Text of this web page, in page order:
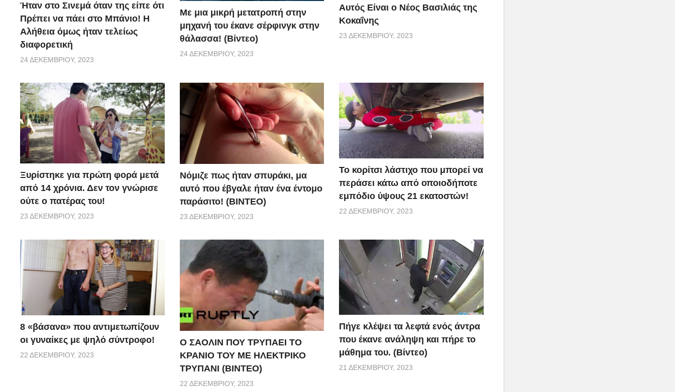
Ήταν στο Σινεμά όταν της είπε ότι
Πρέπει να πάει στο Μπάνιο! Η
Αλήθεια όμως ήταν τελείως
διαφορετική
24 ΔΕΚΕΜΒΡΊΟΥ, 2023
Με μια μικρή μετατροπή στην
μηχανή του έκανε σέρφινγκ στην
θάλασσα! (Βίντεο)
24 ΔΕΚΕΜΒΡΊΟΥ, 2023
Αυτός Είναι ο Νέος Βασιλιάς της
Κοκαΐνης
23 ΔΕΚΕΜΒΡΊΟΥ, 2023
Ξυρίστηκε για πρώτη φορά μετά
από 14 χρόνια. Δεν τον γνώρισε
ούτε ο πατέρας του!
23 ΔΕΚΕΜΒΡΊΟΥ, 2023
Νόμιζε πως ήταν σπυράκι, μα
αυτό που έβγαλε ήταν ένα έντομο
παράσιτο! (BINTEO)
23 ΔΕΚΕΜΒΡΊΟΥ, 2023
Το κορίτσι λάστιχο που μπορεί να
περάσει κάτω από οποιοδήποτε
εμπόδιο ύψους 21 εκατοστών!
22 ΔΕΚΕΜΒΡΊΟΥ, 2023
8 «βάσανα» που αντιμετωπίζουν
οι γυναίκες με ψηλό σύντροφο!
22 ΔΕΚΕΜΒΡΊΟΥ, 2023
Ο ΣΑΟΛΙΝ ΠΟΥ ΤΡΥΠΑΕΙ ΤΟ
ΚΡΑΝΙΟ ΤΟΥ ΜΕ ΗΛΕΚΤΡΙΚΟ
ΤΡΥΠΑΝΙ (ΒΙΝΤΕΟ)
22 ΔΕΚΕΜΒΡΊΟΥ, 2023
Πήγε κλέψει τα λεφτά ενός άντρα
που έκανε ανάληψη και πήρε το
μάθημα του. (Βίντεο)
21 ΔΕΚΕΜΒΡΊΟΥ, 2023